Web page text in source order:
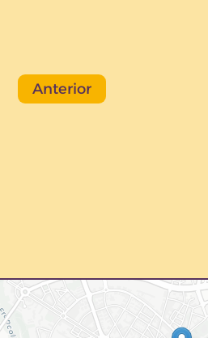
Anterior